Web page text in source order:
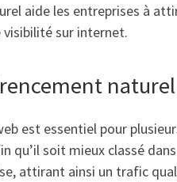
aide les entreprises à
sur internet.
est essentiel pour
qu’il soit mieux classé
attirant ainsi un trafic